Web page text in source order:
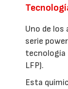
Uno de los
serie
tecnología
LFP).
Esta